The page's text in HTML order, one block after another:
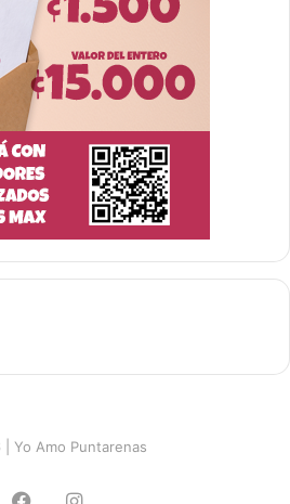
Yo Amo Puntarenas